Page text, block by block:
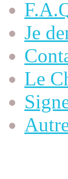
Je
Le